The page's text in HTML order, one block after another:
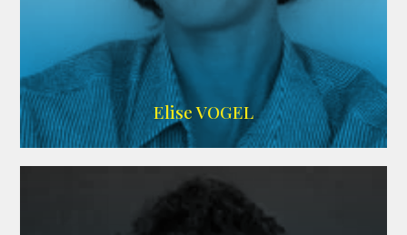
AGENCE IF ONLY
Elise VOGEL